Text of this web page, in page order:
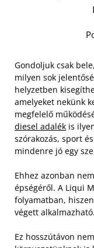
Gondoljuk csak
milyen sok
helyzetben
amelyeket nekünk
megfelelő
diesel adalék is
szórakozás, sport
mindenre jó egy
Ehhez azonban
épségéről. A Liqui
folyamatban,
végett alkalmazható.
Ez hosszútávon